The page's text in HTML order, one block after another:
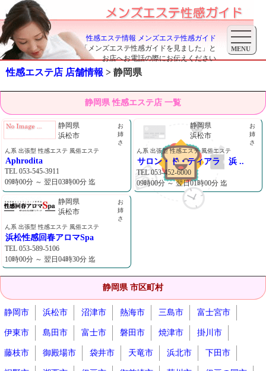
性感エステ情報 メンズエステ性感ガイド
「メンズエステ性感ガイドを見ました」と
お店へお電話の際にお伝えください
性感エステ店 店舗情報 > 静岡県
静岡県 性感エステ店 一覧
静岡県
浜松市
お
姉
さ
ん系 出張型 性感エステ 風俗エステ
Aphrodita
TEL 053-545-3911
09時00分 ～ 翌日03時00分 迄
静岡県
浜松市
お
姉
さ
ん系 出張型 性感エステ 風俗エステ
サロン・ド・ティアラ 浜 ..
TEL 053-452-6000
09時00分 ～ 翌日01時00分 迄
静岡県
浜松市
お
姉
さ
ん系 出張型 性感エステ 風俗エステ
浜松性感回春アロマSpa
TEL 053-589-5106
10時00分 ～ 翌日04時30分 迄
静岡県 市区町村
静岡市 浜松市 沼津市 熱海市 三島市 富士宮市
伊東市 島田市 富士市 磐田市 焼津市 掛川市
藤枝市 御殿場市 袋井市 天竜市 浜北市 下田市